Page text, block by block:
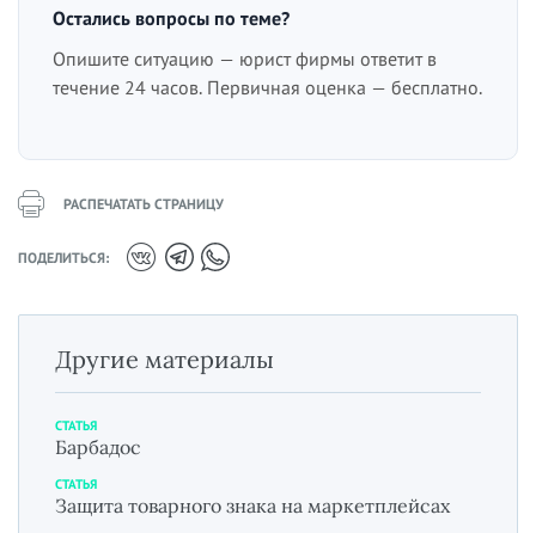
Остались вопросы по теме?
Опишите ситуацию — юрист фирмы ответит в
течение 24 часов. Первичная оценка — бесплатно.
РАСПЕЧАТАТЬ СТРАНИЦУ
ПОДЕЛИТЬСЯ:
Другие материалы
СТАТЬЯ
Барбадос
СТАТЬЯ
Защита товарного знака на маркетплейсах